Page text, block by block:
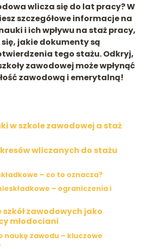
wlicza się do lat pracy? W
szczegółowe informacje na
i ich wpływu na staż pracy,
jakie dokumenty są
tego stażu. Odkryj,
zawodowej może wpłynąć
zawodową i emerytalną!
w szkole zawodowej a staż
wliczanych do stażu
– co to oznacza?
– ograniczenia i
szkół zawodowych jako
młodociani
naukę zawodu – kluczowe